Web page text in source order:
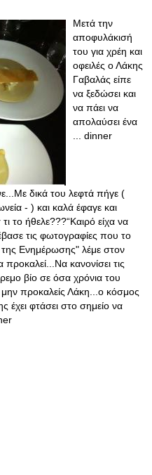
Μετά την
αποφυλάκισή
του για χρέη και
οφειλές ο Λάκης
Γαβαλάς είπε
να ξεδώσει και
να πάει να
απολαύσει ένα
... dinner
δικά του λεφτά πήγε (
- ) και καλά έφαγε και
το ήθελε???“Καιρό είχα να
τις φωτογραφίες που το
Ενημέρωσης" λέμε στον
κανονίσει τις
βίο σε όσα χρόνια του
προκαλείς Λάκη...ο κόσμος
φτάσει στο σημείο να